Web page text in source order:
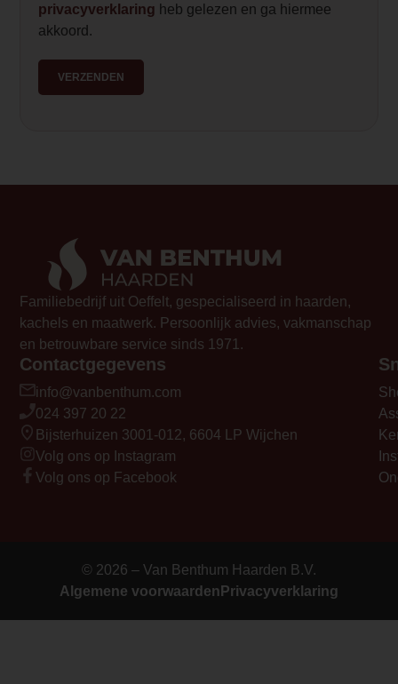
privacyverklaring heb gelezen en ga hiermee
akkoord.
VERZENDEN
Familiebedrijf uit Oeffelt, gespecialiseerd in haarden,
kachels en maatwerk. Persoonlijk advies, vakmanschap
en betrouwbare service sinds 1971.
Contactgegevens
info@vanbenthum.com
024 397 20 22
Bijsterhuizen 3001-012, 6604 LP Wijchen
Volg ons op Instagram
Volg ons op Facebook
© 2026 – Van Benthum Haarden B.V.
Algemene voorwaarden Privacyverklaring